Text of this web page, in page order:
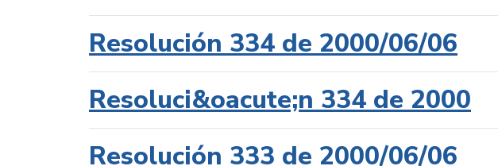
Resolución 334 de 2000/06/06
Resoluci&oacute;n 334 de 2000
Resolución 333 de 2000/06/06